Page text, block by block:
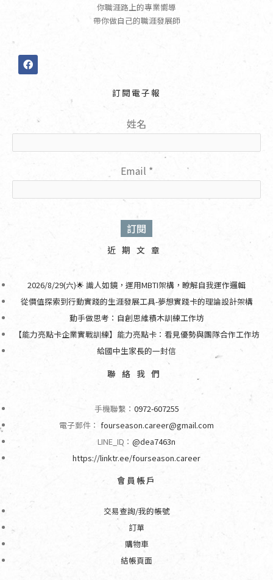
你職涯路上的專業嚮導
帶你做自己的職涯發展師
F
a
c
訂閱電子報
姓名
Email *
近期文章
2026/8/29(六)🌟 識人如鏡，運用MBTI架構，瞭解自我運作邏輯
從價值探索到行動實踐的生涯發展工具-夢想實踐卡的理論設計架構
動手做思考：自創思維積木訓練工作坊
【能力亮點卡企業實戰訓練】能力亮點卡：看見優勢與團隊合作工作坊
給國中生家長的一封信
聯絡我們
手機聯繫： 0972-607255
電子郵件： fourseason.career@gmail.com
LINE_ID： @dea7463n
https://linktr.ee/fourseason.career
會員帳戶
交易查詢/我的帳號
訂單
購物車
結帳頁面